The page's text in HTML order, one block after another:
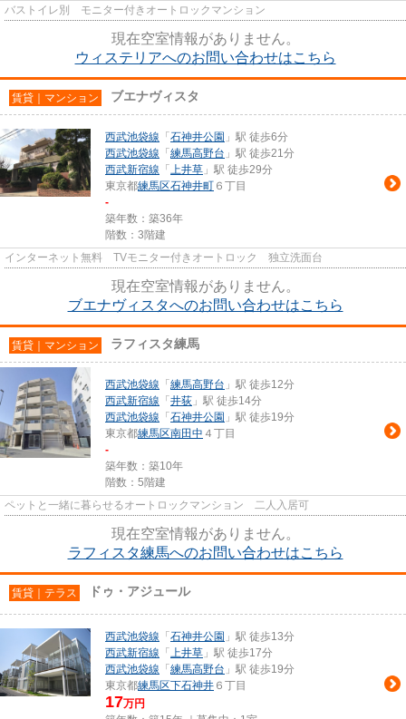
バストイレ別 モニター付きオートロックマンション
現在空室情報がありません。
ウィステリアへのお問い合わせはこちら
賃貸｜マンション ブエナヴィスタ
西武池袋線 「 石神井公園 」駅 徒歩6分
西武池袋線 「 練馬高野台 」駅 徒歩21分
西武新宿線 「 上井草 」駅 徒歩29分
東京都練馬区石神井町 ６丁目
-
築年数：築36年
階数：3階建
インターネット無料 TVモニター付きオートロック 独立洗面台
現在空室情報がありません。
ブエナヴィスタへのお問い合わせはこちら
賃貸｜マンション ラフィスタ練馬
西武池袋線 「 練馬高野台 」駅 徒歩12分
西武新宿線 「 井荻 」駅 徒歩14分
西武池袋線 「 石神井公園 」駅 徒歩19分
東京都練馬区南田中 ４丁目
-
築年数：築10年
階数：5階建
ペットと一緒に暮らせるオートロックマンション 二人入居可
現在空室情報がありません。
ラフィスタ練馬へのお問い合わせはこちら
賃貸｜テラス ドゥ・アジュール
西武池袋線 「 石神井公園 」駅 徒歩13分
西武新宿線 「 上井草 」駅 徒歩17分
西武池袋線 「 練馬高野台 」駅 徒歩19分
東京都練馬区下石神井 ６丁目
17万円